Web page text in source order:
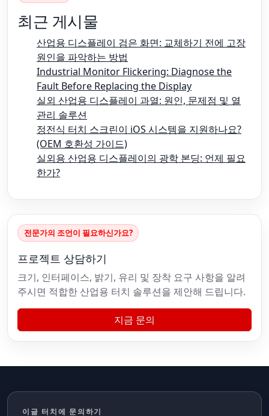
최근 게시물
산업용 디스플레이 검은 화면: 교체하기 전에 고장
원인을 파악하는 방법
Industrial Monitor Flickering: Diagnose the
Fault Before Replacing the Display
실외 산업용 디스플레이 과열: 원인, 문제점 및 열
관리 솔루션
정전식 터치 스크린이 iOS 시스템을 지원하나요?
(OEM 호환성 가이드)
실외용 산업용 디스플레이의 광학 본딩: 언제 필요
한가?
전문가의 조언이 필요하신가요?
프로젝트 상담하기
크기, 인터페이스, 밝기, 유리 및 장착 요구 사항을 알려
주시면 적합한 산업용 터치 솔루션을 제안해 드립니다.
지금 문의
이글 터치에 문의하기